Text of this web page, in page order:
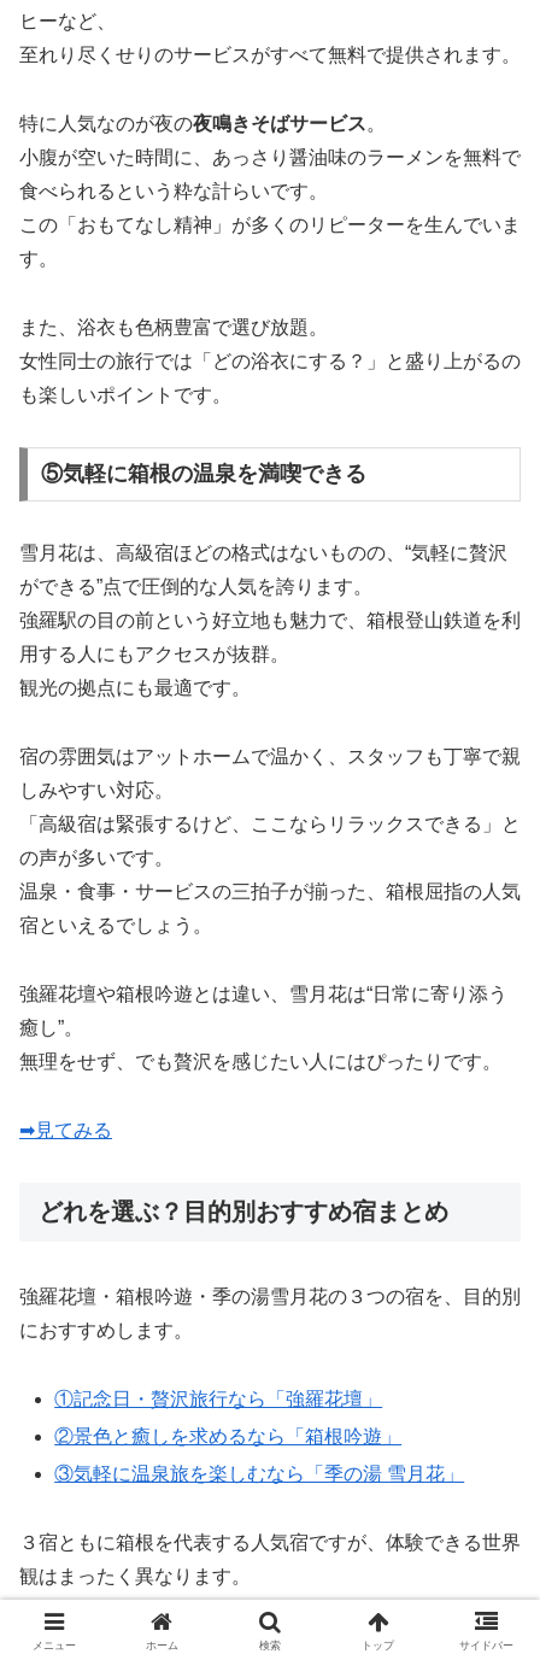
ヒーなど、
至れり尽くせりのサービスがすべて無料で提供されます。
特に人気なのが夜の夜鳴きそばサービス。
小腹が空いた時間に、あっさり醤油味のラーメンを無料で
食べられるという粋な計らいです。
この「おもてなし精神」が多くのリピーターを生んでいま
す。
また、浴衣も色柄豊富で選び放題。
女性同士の旅行では「どの浴衣にする？」と盛り上がるの
も楽しいポイントです。
⑤気軽に箱根の温泉を満喫できる
雪月花は、高級宿ほどの格式はないものの、“気軽に贅沢
ができる”点で圧倒的な人気を誇ります。
強羅駅の目の前という好立地も魅力で、箱根登山鉄道を利
用する人にもアクセスが抜群。
観光の拠点にも最適です。
宿の雰囲気はアットホームで温かく、スタッフも丁寧で親
しみやすい対応。
「高級宿は緊張するけど、ここならリラックスできる」と
の声が多いです。
温泉・食事・サービスの三拍子が揃った、箱根屈指の人気
宿といえるでしょう。
強羅花壇や箱根吟遊とは違い、雪月花は“日常に寄り添う
癒し”。
無理をせず、でも贅沢を感じたい人にはぴったりです。
➡見てみる
どれを選ぶ？目的別おすすめ宿まとめ
強羅花壇・箱根吟遊・季の湯雪月花の３つの宿を、目的別
におすすめします。
①記念日・贅沢旅行なら「強羅花壇」
②景色と癒しを求めるなら「箱根吟遊」
③気軽に温泉旅を楽しむなら「季の湯 雪月花」
３宿ともに箱根を代表する人気宿ですが、体験できる世界
観はまったく異なります。
「特別な時間を過ごしたいのか」「癒されたいのか」「コ
スパを重視したいのか」で選び方が変わってきます。
メニュー ホーム 検索 トップ サイドバー